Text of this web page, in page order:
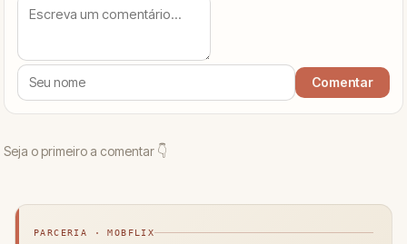
PARCERIA · MOBFLIX